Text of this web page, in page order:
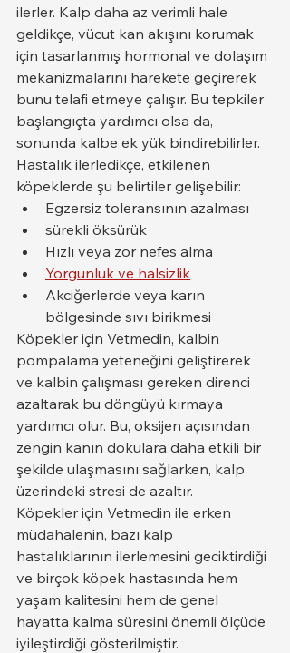
ilerler. Kalp daha az verimli hale
geldikçe, vücut kan akışını korumak
için tasarlanmış hormonal ve dolaşım
mekanizmalarını harekete geçirerek
bunu telafi etmeye çalışır. Bu tepkiler
başlangıçta yardımcı olsa da,
sonunda kalbe ek yük bindirebilirler.
Hastalık ilerledikçe, etkilenen
köpeklerde şu belirtiler gelişebilir:
Egzersiz toleransının azalması
sürekli öksürük
Hızlı veya zor nefes alma
Yorgunluk ve halsizlik
Akciğerlerde veya karın
bölgesinde sıvı birikmesi
Köpekler için Vetmedin, kalbin
pompalama yeteneğini geliştirerek
ve kalbin çalışması gereken direnci
azaltarak bu döngüyü kırmaya
yardımcı olur. Bu, oksijen açısından
zengin kanın dokulara daha etkili bir
şekilde ulaşmasını sağlarken, kalp
üzerindeki stresi de azaltır.
Köpekler için Vetmedin ile erken
müdahalenin, bazı kalp
hastalıklarının ilerlemesini geciktirdiği
ve birçok köpek hastasında hem
yaşam kalitesini hem de genel
hayatta kalma süresini önemli ölçüde
iyileştirdiği gösterilmiştir.